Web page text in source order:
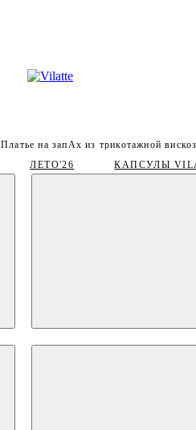
ЛЕТО'26 КАПСУЛЫ
Платье на запАх из трикотажной